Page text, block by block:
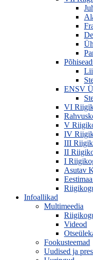
ENSV
VI
V
IV
III
II
I
Asutav
Infoallikad
Multimeedia
Videod
Fookusteemad
Uudised ja